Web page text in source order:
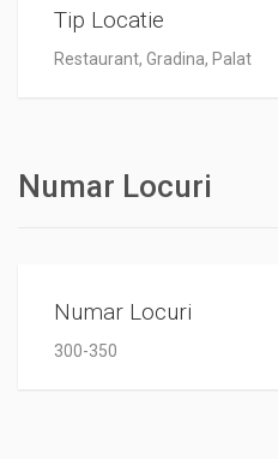
Tip Locatie
Restaurant, Gradina, Palat
Numar Locuri
Numar Locuri
300-350